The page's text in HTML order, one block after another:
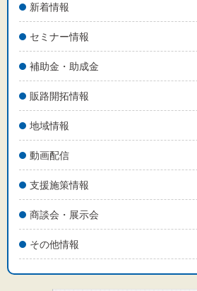
黒 白 黄
新着情報
セミナー情報
補助金・助成金
販路開拓情報
地域情報
動画配信
支援施策情報
商談会・展示会
その他情報